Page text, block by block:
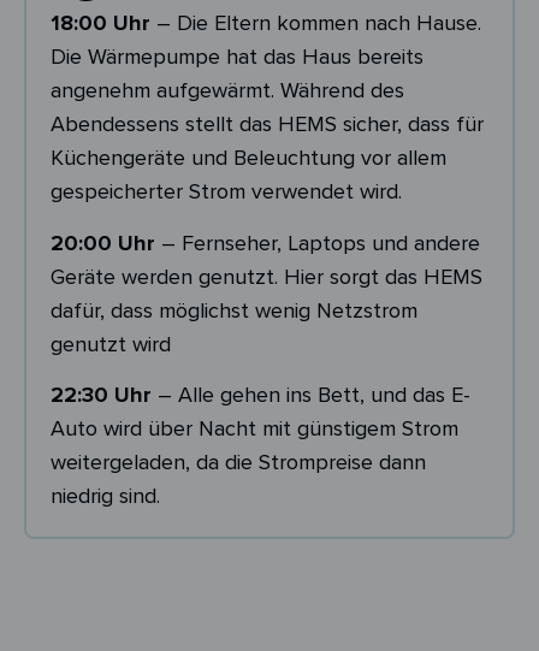
18:00 Uhr – Die Eltern kommen nach Hause.
Die Wärmepumpe hat das Haus bereits
angenehm aufgewärmt. Während des
Abendessens stellt das HEMS sicher, dass für
Küchengeräte und Beleuchtung vor allem
gespeicherter Strom verwendet wird.
20:00 Uhr – Fernseher, Laptops und andere
Geräte werden genutzt. Hier sorgt das HEMS
dafür, dass möglichst wenig Netzstrom
genutzt wird
22:30 Uhr – Alle gehen ins Bett, und das E-
Auto wird über Nacht mit günstigem Strom
weitergeladen, da die Strompreise dann
niedrig sind.